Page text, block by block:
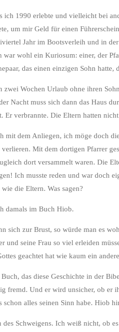
ich 1990 erlebte und vielleicht bei
um mir Geld für einen
Jahr im Bootsverleih und in
wohl ein Kuriosum: einer, der
das einen einzigen Sohn
zwei Wochen Urlaub ohne ihren
Nacht muss sich dann das Haus
Er verbrannte. Die Eltern hatten
mit dem Anliegen, ich möge doch
verlieren. Mit dem dortigen Pfarrer
dort versammelt waren. Die
Ich musste reden und war doch
die Eltern. Was sagen?
damals im Buch Hiob.
sich zur Brust, so würde man es
und seine Frau so viel erleiden
geachtet hat wie kaum ein
das diese Geschichte in der
fremd. Und er wird unsicher, ob er
schon alles seinen Sinn habe. Hiob
des Schweigens. Ich weiß nicht, ob